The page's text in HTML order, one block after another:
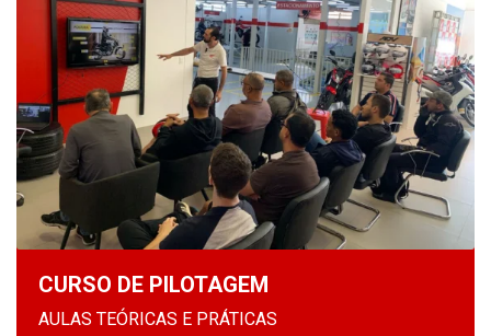
CURSO DE PILOTAGEM
AULAS TEÓRICAS E PRÁTICAS